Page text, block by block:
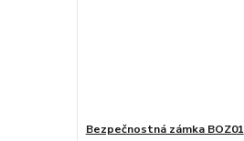
Bezpečnostná zámka BOZ01